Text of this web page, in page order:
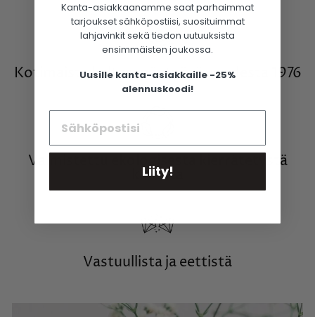
Kotimaista kultasepäntyötä vuodesta 1976
Valmistettu ekologisesta kierrätetystä
kullasta
Vastuullista ja eettistä
Kanta-asiakkaanamme saat parhaimmat
tarjoukset sähköpostiisi, suosituimmat
lahjavinkit sekä tiedon uutuuksista
ensimmäisten joukossa.
Uusille kanta-asiakkaille -25%
alennuskoodi!
Liity!